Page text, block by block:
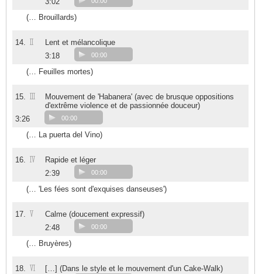
(… Brouillards)
14. II
Lent et mélancolique
3:18
00:00
(… Feuilles mortes)
15. III
Mouvement de 'Habanera' (avec de brusque oppositions
d'extrême violence et de passionnée douceur)
3:26
00:00
(… La puerta del Vino)
16. IV
Rapide et léger
2:39
00:00
(… 'Les fées sont d'exquises danseuses')
17. V
Calme (doucement expressif)
2:48
00:00
(… Bruyères)
18. VI
[…] (Dans le style et le mouvement d'un Cake-Walk)